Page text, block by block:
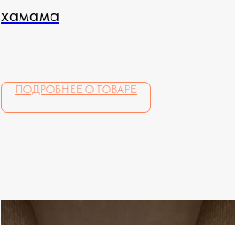
хамама
ПОДРОБНЕЕ О ТОВАРЕ